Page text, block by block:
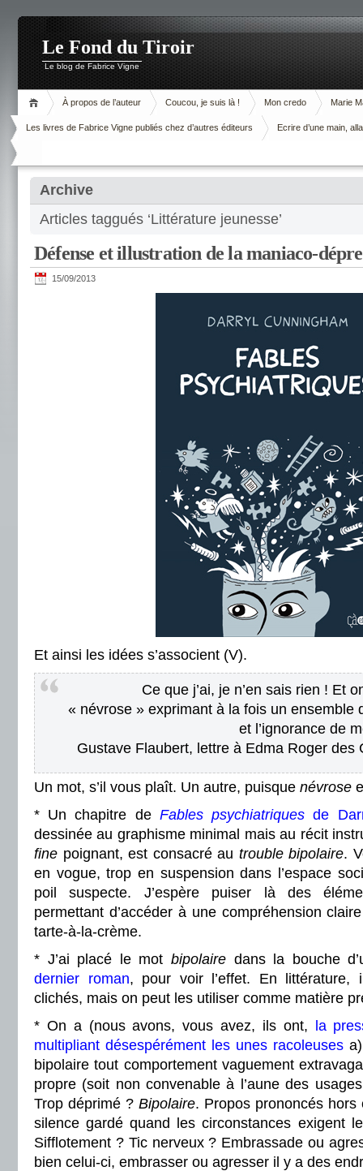
Le Fond du Tiroir
Le blog de Fabrice Vigne
À propos de l’auteur Coucou, je suis là ! Mon credo Marie
Les livres de Fabrice Vigne publiés chez d’autres éditeurs Ecrire d’une main,
Archive
Articles taggués ‘Littérature jeunesse’
Défense et illustration de la maniaco-
15/09/2013
Et ainsi les idées s’associent (V).
Ce que j’ai, je n’en sais rien ! Et
« névrose » exprimant à la fois un ensemble
et l’ignorance de
Gustave Flaubert, lettre à Edma Roger des
Un mot, s’il vous plaît. Un autre, puisque névrose
* Un chapitre de Fables psychiatriques de
dessinée au graphisme minimal mais au récit
fine poignant, est consacré au trouble bipolaire.
en vogue, trop en suspension dans l’espace
poil suspecte. J’espère puiser là des
permettant d’accéder à une compréhension
tarte-à-la-crème.
* J’ai placé le mot bipolairedans la bouche
dernier roman, pour voir l’effet. En littérature,
clichés, mais on peut les utiliser comme matière
* On a (nous avons, vous avez, ils ont,
la
multipliant désespérément les unes racoleuses
bipolaire tout comportement vaguement
propre (soit non convenable à l’aune des
Trop déprimé ? Bipolaire. Propos prononcés
silence gardé quand les circonstances exigent
Sifflotement ? Tic nerveux ? Embrassade ou
bien celui-ci, embrasser ou agresser il y a des